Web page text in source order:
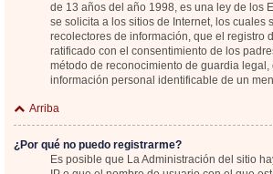
de 13 años del año 1998, es una ley de los
se solicita a los sitios de Internet, los cuales
recolectores de información, que el registro
ratificado con el consentimiento de los
método de reconocimiento de guardia
información personal identificable de un
Arriba
¿Por qué no puedo registrarme?
Es posible que La Administración del sitio